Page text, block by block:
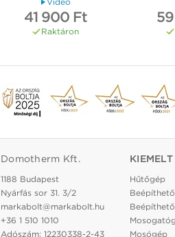
41 900 Ft
Raktáron
Domotherm Kft.
1188 Budapest
Nyárfás sor 31. 3/2
markabolt@markabolt.hu
+36 1 510 1010
Adószám: 12230338-2-43
Hűtőgép
Mosógép